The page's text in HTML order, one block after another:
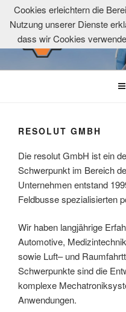
Zum
Inhalt
springen
powered by evermind GmbH
RESOLUT GMBH
Die resolut GmbH ist ein
Schwerpunkt im Bereich
Unternehmen entstand
Feldbusse spezialisierten
Wir haben langjährige
Automotive,
sowie Luft– und
Schwerpunkte sind die
komplexe
Anwendungen.
Cookies erleichtern die
Nutzung unserer Dienste
dass wir Cookies